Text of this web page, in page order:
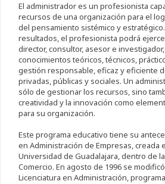
El administrador es un profesionista
recursos de una organización para el
del pensamiento sistémico y
resultados, el profesionista podrá
director, consultor, asesor e
conocimientos teóricos, técnicos,
gestión responsable, eficaz y eficiente
privadas, públicas y sociales. Un
sólo de gestionar los recursos, sino
creatividad y la innovación como
para su organización.
Este programa educativo tiene su
en Administración de Empresas, creada
Universidad de Guadalajara, dentro de
Comercio. En agosto de 1996 se
Licenciatura en Administración,